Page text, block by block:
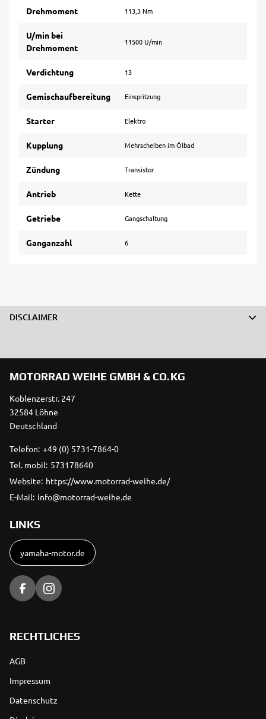
Drehmoment 113,3 Nm
U/min bei
Drehmoment
11500 U/min
Verdichtung 13
Gemischaufbereitung Einspritzung
Starter Elektro
Kupplung Mehrscheiben im Ölbad
Zündung Transistor
Antrieb Kette
Getriebe Gangschaltung
Ganganzahl 6
DISCLAIMER
MOTORRAD WEIHE GMBH & CO.KG
Koblenzerstr. 247
32584 Löhne
Deutschland
Telefon: +49 (0) 5731-7864-0
Tel. mobil: 573178640
Website: https://www.motorrad-weihe.de/
E-Mail: info@motorrad-weihe.de
LINKS
yamaha-motor.de
RECHTLICHES
AGB
Impressum
Datenschutz